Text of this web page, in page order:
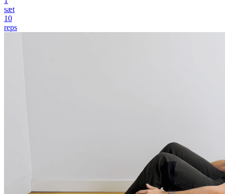
sæt
10
reps